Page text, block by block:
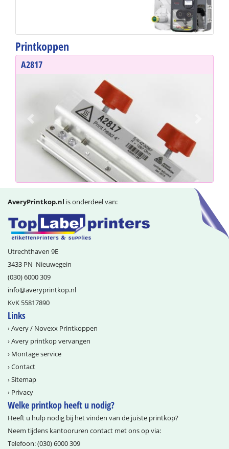
Printkoppen
A2817
Previous
AveryPrintkop.nl is onderdeel van:
Utrechthaven 9E
3433 PN Nieuwegein
(030) 6000 309
info@­averyprintkop.nl
KvK 55817890
Links
›Avery / Novexx Printkoppen
›Avery printkop vervangen
› Montage service
›Contact
›Sitemap
› Privacy
Welke printkop heeft u nodig?
Heeft u hulp nodig bij het vinden van de juiste printkop?
Neem tijdens kantooruren contact met ons op via:
Telefoon:(030) 6000 309